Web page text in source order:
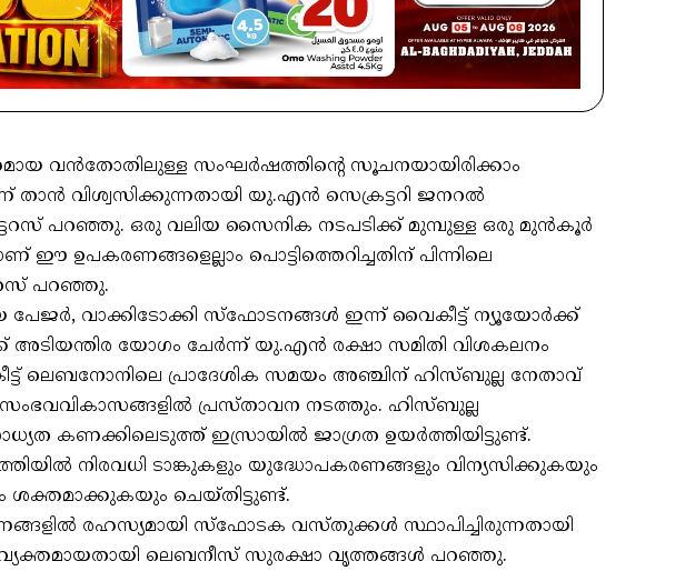
വന്‍തോതിലുള്ള സംഘര്‍ഷത്തിന്റെ സൂചനയായിരിക്കാം
വിശ്വസിക്കുന്നതായി യു.എന്‍ സെക്രട്ടറി ജനറല്‍
പറഞ്ഞു. ഒരു വലിയ സൈനിക നടപടിക്ക് മുമ്പുള്ള ഒരു മുന്‍കൂര്‍
ഉപകരണങ്ങളെല്ലാം പൊട്ടിത്തെറിച്ചതിന് പിന്നിലെ
പറഞ്ഞു.
വാക്കിടോക്കി സ്‌ഫോടനങ്ങള്‍ ഇന്ന് വൈകീട്ട് ന്യൂയോര്‍ക്ക്
യോഗം ചേര്‍ന്ന് യു.എന്‍ രക്ഷാ സമിതി വിശകലനം
ലെബനോനിലെ പ്രാദേശിക സമയം അഞ്ചിന് ഹിസ്ബുല്ല നേതാവ്
പ്രസ്താവന നടത്തും. ഹിസ്ബുല്ല
സാധ്യത കണക്കിലെടുത്ത് ഇസ്രായില്‍ ജാഗ്രത ഉയര്‍ത്തിയിട്ടുണ്ട്.
നിരവധി ടാങ്കുകളും യുദ്ധോപകരണങ്ങളും വിന്യസിക്കുകയും
ശക്തമാക്കുകയും ചെയ്തിട്ടുണ്ട്.
രഹസ്യമായി സ്‌ഫോടക വസ്തുക്കള്‍ സ്ഥാപിച്ചിരുന്നതായി
ലെബനീസ് സുരക്ഷാ വൃത്തങ്ങള്‍ പറഞ്ഞു.